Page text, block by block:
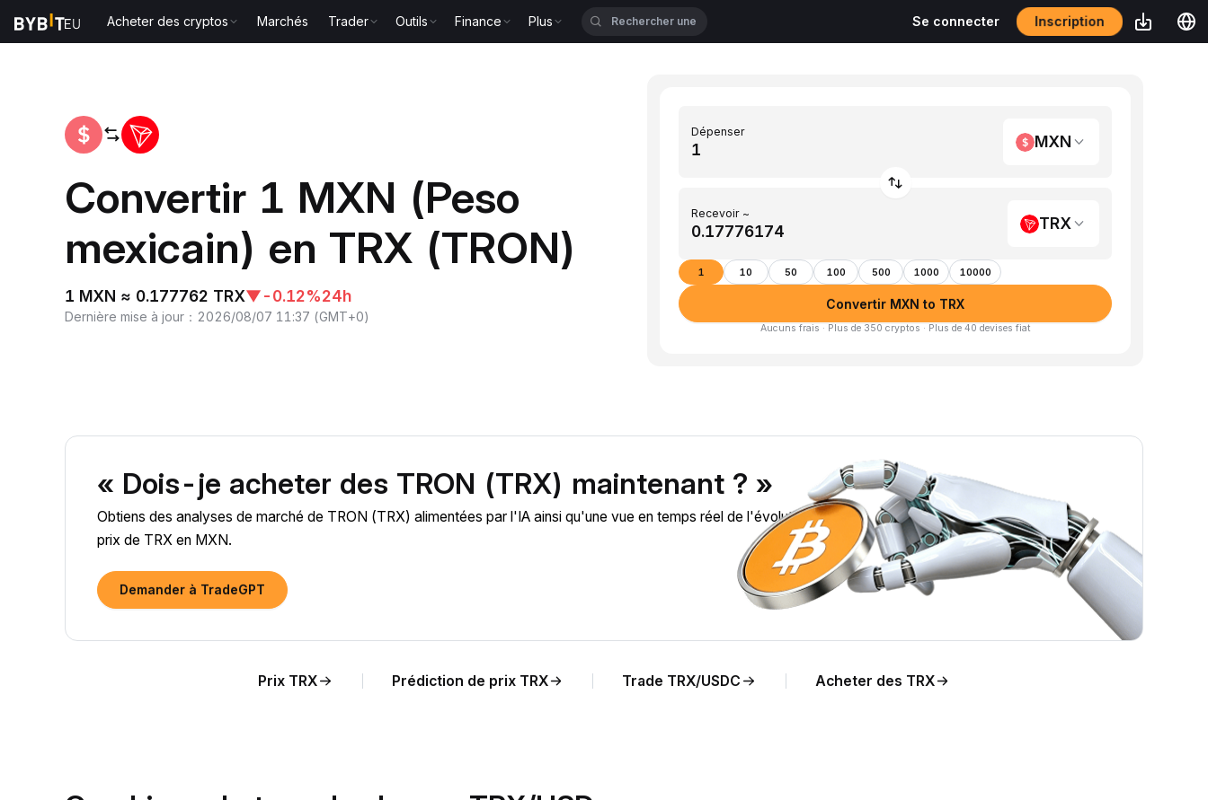
Acheter des cryptos Marchés Trader Outils Finance Plus Se connecter Inscription
Convertir 1 MXN (Peso
mexicain) en TRX (TRON)
1 MXN ≈ 0.177762 TRX▼-0.12%24h
Dernière mise à jour ： 2026/08/07 11:37 (GMT+0)
Dépenser
MXN
Recevoir ~
TRX
1 10 50 100 500 1000 10000
Convertir MXN to TRX
Aucuns frais · Plus de 350 cryptos · Plus de 40 devises fiat
« Dois-je acheter des TRON (TRX) maintenant ? »
Obtiens des analyses de marché de TRON (TRX) alimentées par l'IA ainsi qu'une vue en temps réel de l'évolution du
prix de TRX en MXN.
Demander à TradeGPT
Prix TRX Prédiction de prix TRX Trade TRX/USDC Acheter des TRX